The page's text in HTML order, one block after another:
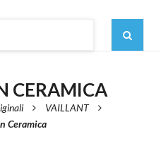
CERAMICA
VAILLANT
Ceramica